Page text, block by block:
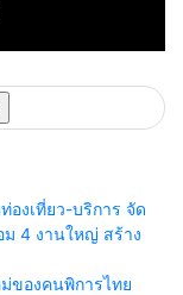
องเที่ยว-บริการ จัด
ม 4 งานใหญ่ สร้าง
ของคนพิการไทย